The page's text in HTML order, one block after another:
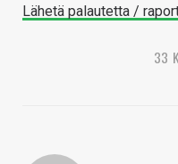
Lähetä palautetta /
33